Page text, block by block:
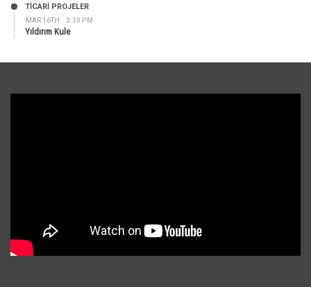
MAR 16TH 3:30 PM
TİCARİ PROJELER
Yıldırım Kule